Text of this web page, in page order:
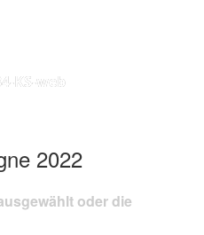
KS-web
2022
oder die